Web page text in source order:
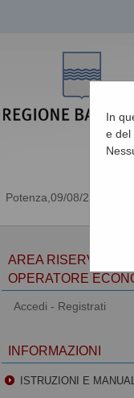
09/08/2026 17:47
In
e del
AREA RISERVATA
OPERATORE
Accedi - Registrati
INFORMAZIONI
ISTRUZIONI E